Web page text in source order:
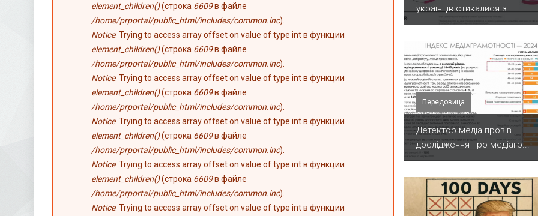
element_children()(строка 6609в файле
/home/prportal/public_html/includes/common.inc).
Notice: Trying to access array offset on value of type int в функции
element_children()(строка 6609в файле
/home/prportal/public_html/includes/common.inc).
Notice: Trying to access array offset on value of type int в функции
element_children()(строка 6609в файле
/home/prportal/public_html/includes/common.inc).
Notice: Trying to access array offset on value of type int в функции
element_children()(строка 6609в файле
/home/prportal/public_html/includes/common.inc).
Notice: Trying to access array offset on value of type int в функции
element_children()(строка 6609в файле
/home/prportal/public_html/includes/common.inc).
Notice: Trying to access array offset on value of type int в функции
українців стикалися з...
Передовица
Детектор медіа провів
дослідження про медіагр...